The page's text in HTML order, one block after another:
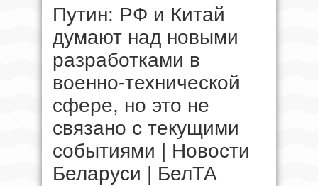
Путин: РФ и Китай
думают над новыми
разработками в
военно-технической
сфере, но это не
связано с текущими
событиями | Новости
Беларуси | БелТА